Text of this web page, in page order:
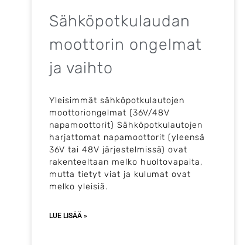
Sähköpotkulaudan
moottorin ongelmat
ja vaihto​
Yleisimmät sähköpotkulautojen
moottoriongelmat (36V/48V
napamoottorit) Sähköpotkulautojen
harjattomat napamoottorit (yleensä
36V tai 48V järjestelmissä) ovat
rakenteeltaan melko huoltovapaita,
mutta tietyt viat ja kulumat ovat
melko yleisiä.
LUE LISÄÄ »